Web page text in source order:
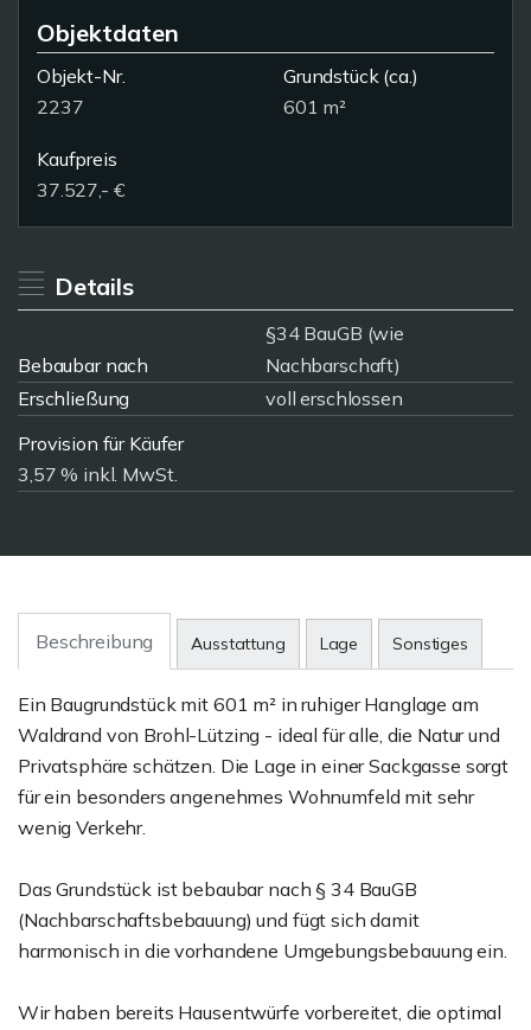
Objektdaten
Objekt-Nr.
2237
Grundstück(ca.)
601 m²
Kaufpreis
37.527,- €
Details
Bebaubar nach
§34 BauGB (wie
Nachbarschaft)
Erschließung
voll erschlossen
Provision für Käufer
3,57 % inkl. MwSt.
Beschreibung Ausstattung Lage Sonstiges
Ein Baugrundstück mit 601 m² in ruhiger Hanglage am
Waldrand von Brohl-Lützing - ideal für alle, die Natur und
Privatsphäre schätzen. Die Lage in einer Sackgasse sorgt
für ein besonders angenehmes Wohnumfeld mit sehr
wenig Verkehr.
Das Grundstück ist bebaubar nach § 34 BauGB
(Nachbarschaftsbebauung) und fügt sich damit
harmonisch in die vorhandene Umgebungsbebauung ein.
Wir haben bereits Hausentwürfe vorbereitet, die optimal